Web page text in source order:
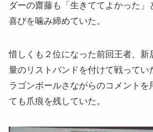
ダーの齋藤も「生きててよかった」
喜びを噛み締めていた。
惜しくも２位になった前回王者、新
量のリストバンドを付けて戦ってい
ラゴンボールさながらのコメントを
ても爪痕を残していた。